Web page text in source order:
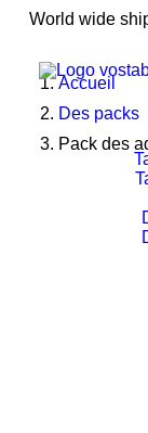
World wide
Accueil
Des packs
Pack des